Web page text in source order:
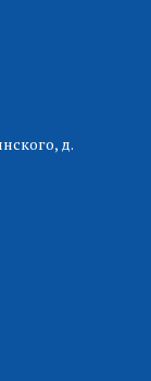
д.